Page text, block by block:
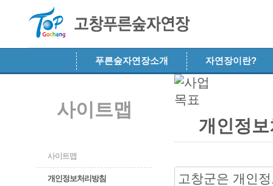
푸른숲자연장소개 자연장이란?
개인정
고창군은 개인
사이트맵
사이트맵
개인정보처리방침